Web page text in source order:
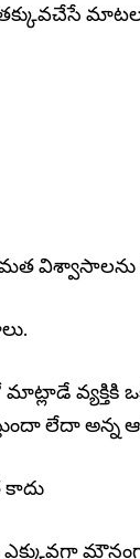
వ్యక్తికి
లేదా
ఎక్కువగా